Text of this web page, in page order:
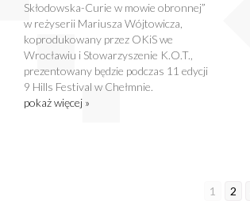
Skłodowska-Curie w mowie obronnej”
w reżyserii Mariusza Wójtowicza,
koprodukowany przez OKiS we
Wrocławiu i Stowarzyszenie K.O.T.,
prezentowany będzie podczas 11 edycji
9 Hills Festival w Chełmnie.
pokaż więcej »
1 2